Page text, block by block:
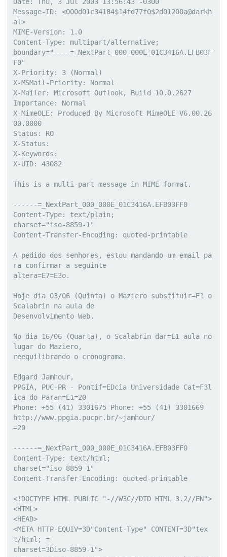
Message-ID: <000d01c34184$14fd77f0$2d01200a@darkh
al>
MIME-Version: 1.0
Content-Type: multipart/alternative;
boundary="----=_NextPart_000_000E_01C3416A.EFB03F
F0"
X-Priority: 3 (Normal)
X-MSMail-Priority: Normal
X-Mailer: Microsoft Outlook, Build 10.0.2627
Importance: Normal
X-MimeOLE: Produced By Microsoft MimeOLE V6.00.26
00.0000
Status: RO
X-Status:
X-Keywords:
X-UID: 43082
This is a multi-part message in MIME format.
------=_NextPart_000_000E_01C3416A.EFB03FF0
Content-Type: text/plain;
charset="iso-8859-1"
Content-Transfer-Encoding: quoted-printable
A pedido dos senhores, estou mandando um email pa
ra confirmar a seguinte
altera=E7=E3o.
Hoje dia 03/06 (Quinta) o Maziero substituir=E1 o
Scalabrin na aula de
Desenvolvimento Web.
No dia 16/06 (Quarta), o Scalabrin dar=E1 aula no
lugar do Maziero,
reequilibrando o cronograma.
Edgard Jamhour,
PPGIA, PUC-PR - Pontif=EDcia Universidade Cat=F3l
ica do Paran=E1=20
Phone: +55 (41) 3301675 Phone: +55 (41) 3301669
http://www.ppgia.pucpr.br/~jamhour/
=20
------=_NextPart_000_000E_01C3416A.EFB03FF0
Content-Type: text/html;
charset="iso-8859-1"
Content-Transfer-Encoding: quoted-printable
<!DOCTYPE HTML PUBLIC "-//W3C//DTD HTML 3.2//EN">
<HTML>
<HEAD>
<META HTTP-EQUIV=3D"Content-Type" CONTENT=3D"tex
t/html; =
charset=3Diso-8859-1">